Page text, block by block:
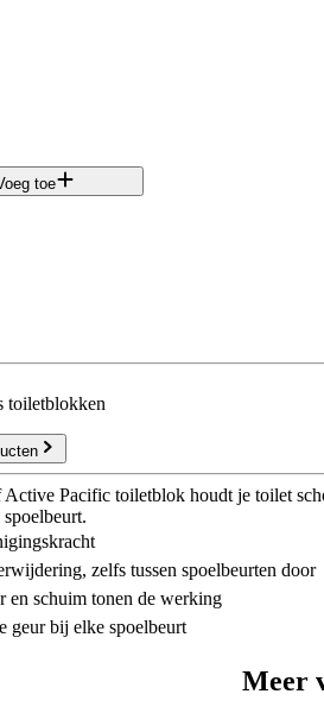
toe
toiletblokken
Active Pacific toiletblok houdt je toilet
zelfs tussen spoelbeurten door
en schuim tonen de werking
geur bij elke spoelbeurt
Meer